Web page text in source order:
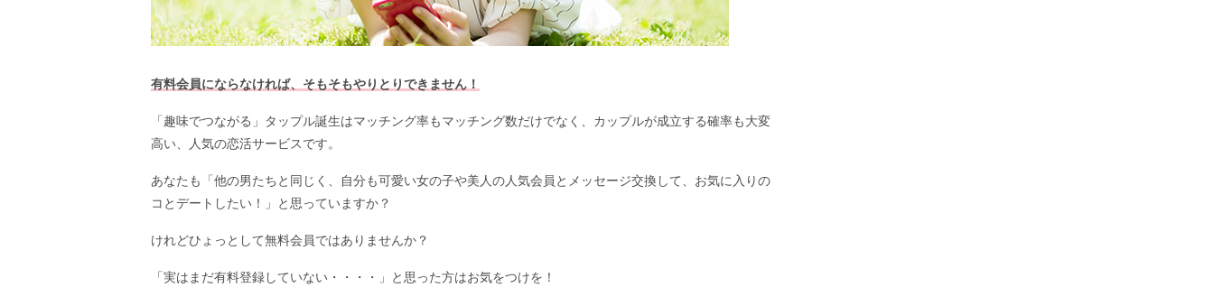
有料会員にならなければ、そもそもやりとりできません！
「趣味でつながる」タップル誕生はマッチング率もマッチング数だけでなく、カップルが成立する確率も大変
高い、人気の恋活サービスです。
あなたも「他の男たちと同じく、自分も可愛い女の子や美人の人気会員とメッセージ交換して、お気に入りの
コとデートしたい！」と思っていますか？
けれどひょっとして無料会員ではありませんか？
「実はまだ有料登録していない・・・・」と思った方はお気をつけを！